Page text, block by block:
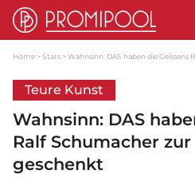
Home Stars Wahnsinn: DAS haben die
Teure Kunst
Wahnsinn: DAS
Ralf Schumacher
geschenkt